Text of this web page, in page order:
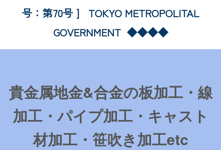
号：第70号 ] TOKYO METROPOLITAL
GOVERNMENT ◆◆◆◆
貴金属地金&合金の板加工・線
加工・パイプ加工・キャスト
材加工・笹吹き加工etc